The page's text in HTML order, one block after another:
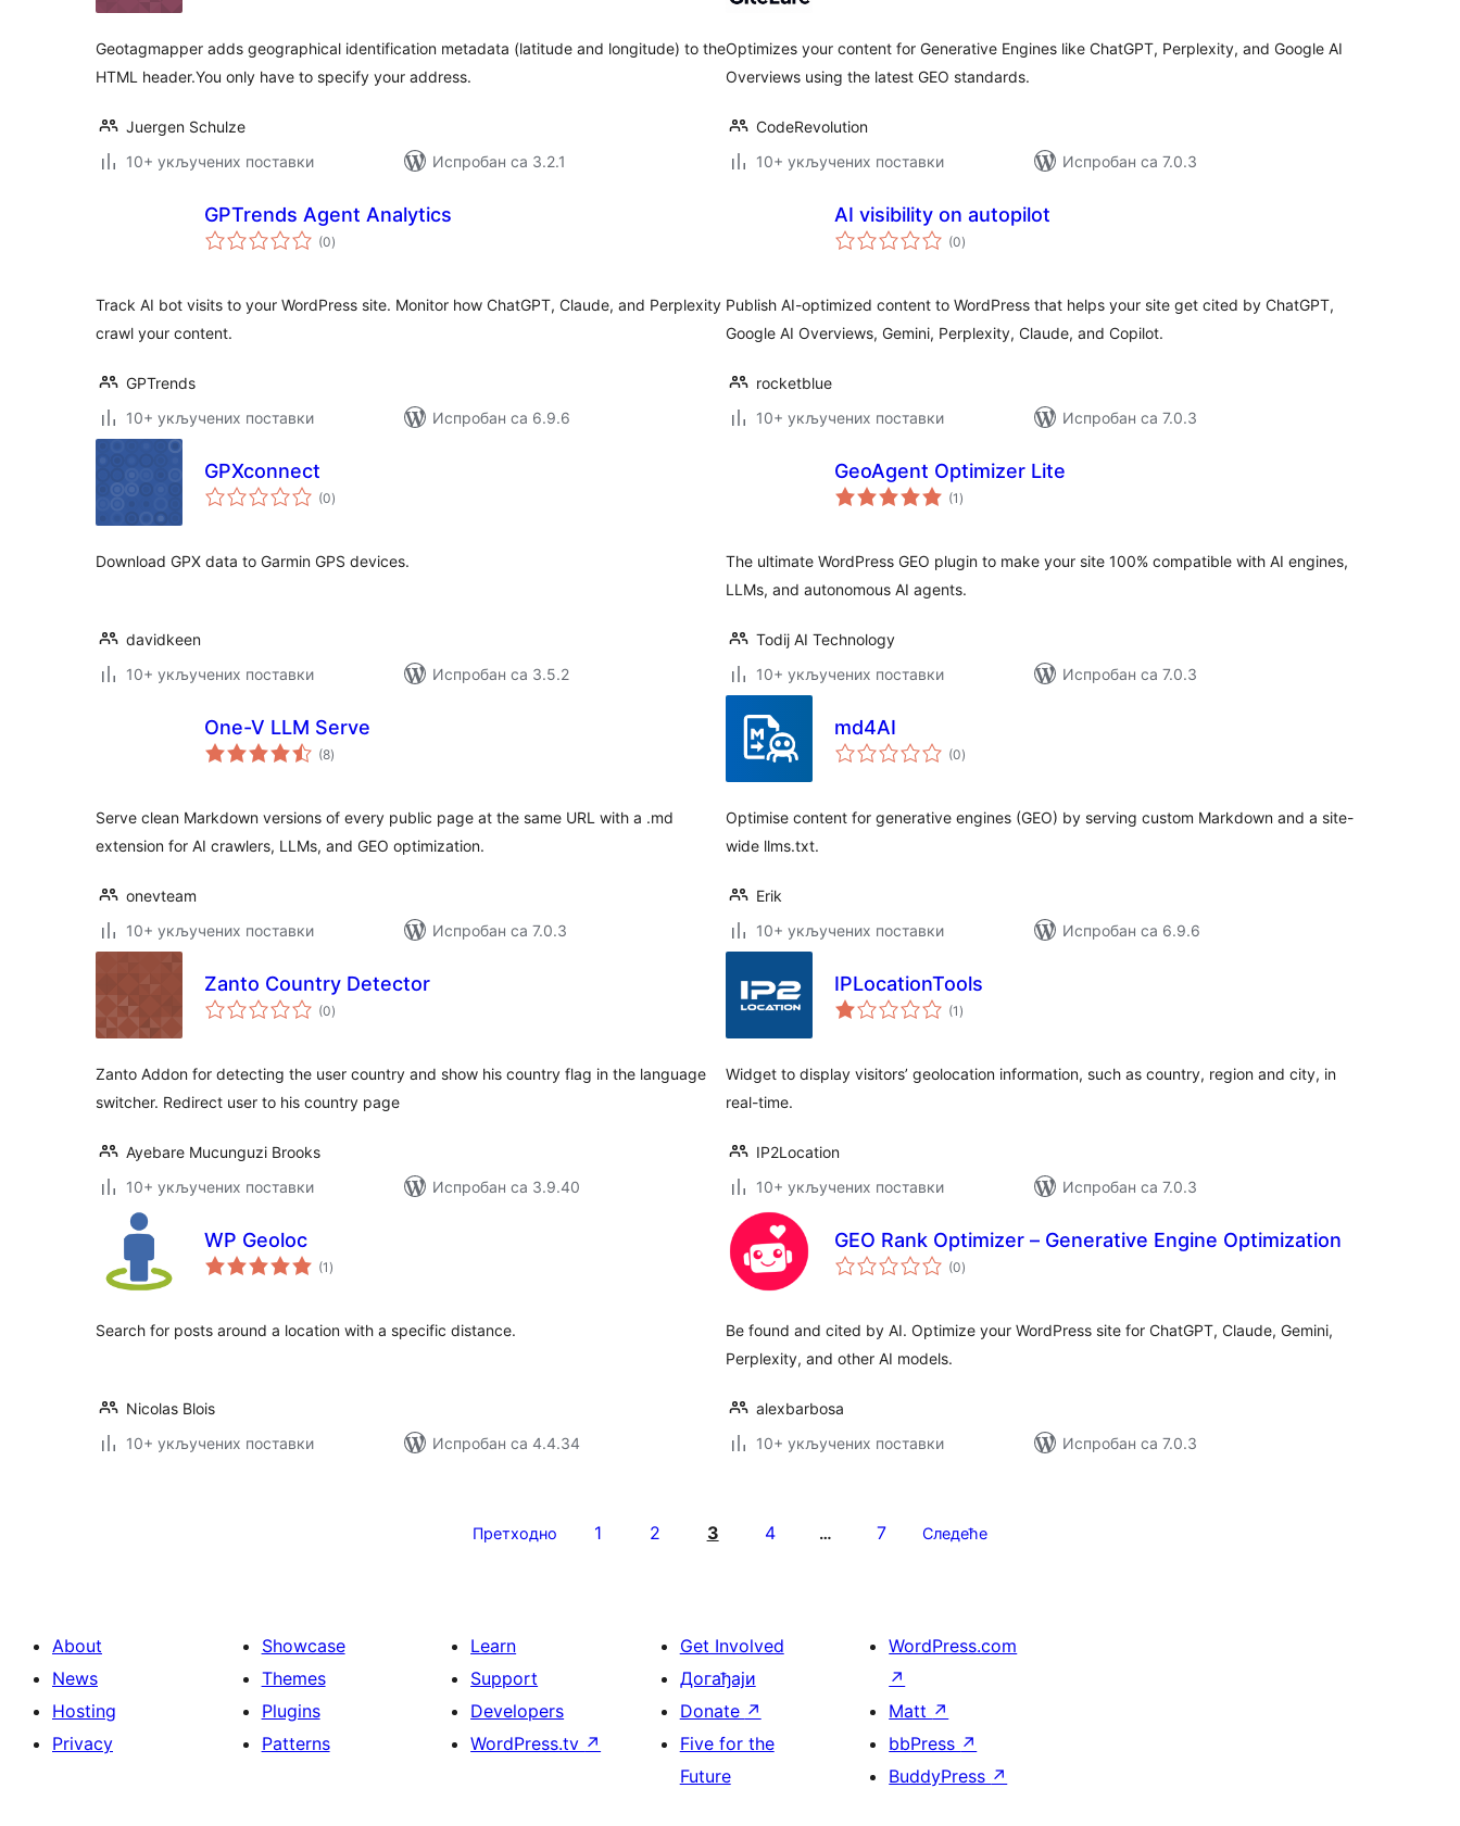
Geotagmapper adds geographical identification metadata (latitude and longitude) to the
HTML header.You only have to specify your address.
Juergen Schulze
10+ укључених поставки
Испробан са 3.2.1
Optimizes your content for Generative Engines like ChatGPT, Perplexity, and Google AI
Overviews using the latest GEO standards.
CodeRevolution
10+ укључених поставки
Испробан са 7.0.3
GPTrends Agent Analytics
(0укупних
оцена
)
Track AI bot visits to your WordPress site. Monitor how ChatGPT, Claude, and Perplexity
crawl your content.
GPTrends
10+ укључених поставки
Испробан са 6.9.6
AI visibility on autopilot
(0укупних
оцена
)
Publish AI-optimized content to WordPress that helps your site get cited by ChatGPT,
Google AI Overviews, Gemini, Perplexity, Claude, and Copilot.
rocketblue
10+ укључених поставки
Испробан са 7.0.3
GPXconnect
(0укупних
оцена
)
Download GPX data to Garmin GPS devices.
davidkeen
10+ укључених поставки
Испробан са 3.5.2
GeoAgent Optimizer Lite
(1 укупних
оцена
)
The ultimate WordPress GEO plugin to make your site 100% compatible with AI engines,
LLMs, and autonomous AI agents.
Todij AI Technology
10+ укључених поставки
Испробан са 7.0.3
One-V LLM Serve
(8укупних
оцена
)
Serve clean Markdown versions of every public page at the same URL with a .md
extension for AI crawlers, LLMs, and GEO optimization.
onevteam
10+ укључених поставки
Испробан са 7.0.3
md4AI
(0укупних
оцена
)
Optimise content for generative engines (GEO) by serving custom Markdown and a site-
wide llms.txt.
Erik
10+ укључених поставки
Испробан са 6.9.6
Zanto Country Detector
(0укупних
оцена
)
Zanto Addon for detecting the user country and show his country flag in the language
switcher. Redirect user to his country page
Ayebare Mucunguzi Brooks
10+ укључених поставки
Испробан са 3.9.40
IPLocationTools
(1 укупних
оцена
)
Widget to display visitors’ geolocation information, such as country, region and city, in
real-time.
IP2Location
10+ укључених поставки
Испробан са 7.0.3
WP Geoloc
(1 укупних
оцена
)
Search for posts around a location with a specific distance.
Nicolas Blois
10+ укључених поставки
Испробан са 4.4.34
GEO Rank Optimizer – Generative Engine Optimization
(0укупних
оцена
)
Be found and cited by AI. Optimize your WordPress site for ChatGPT, Claude, Gemini,
Perplexity, and other AI models.
alexbarbosa
10+ укључених поставки
Испробан са 7.0.3
Претходно 1 2 3 4 … 7 Следеће
About
News
Hosting
Privacy
Showcase
Themes
Plugins
Patterns
Learn
Support
Developers
WordPress.tv ↗
Get Involved
Догађаји
Donate ↗
Five for the
Future
WordPress.com
↗
Matt ↗
bbPress ↗
BuddyPress ↗